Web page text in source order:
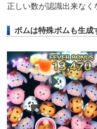
正しい数が認識出来なく
ボムは特殊ボムも生成